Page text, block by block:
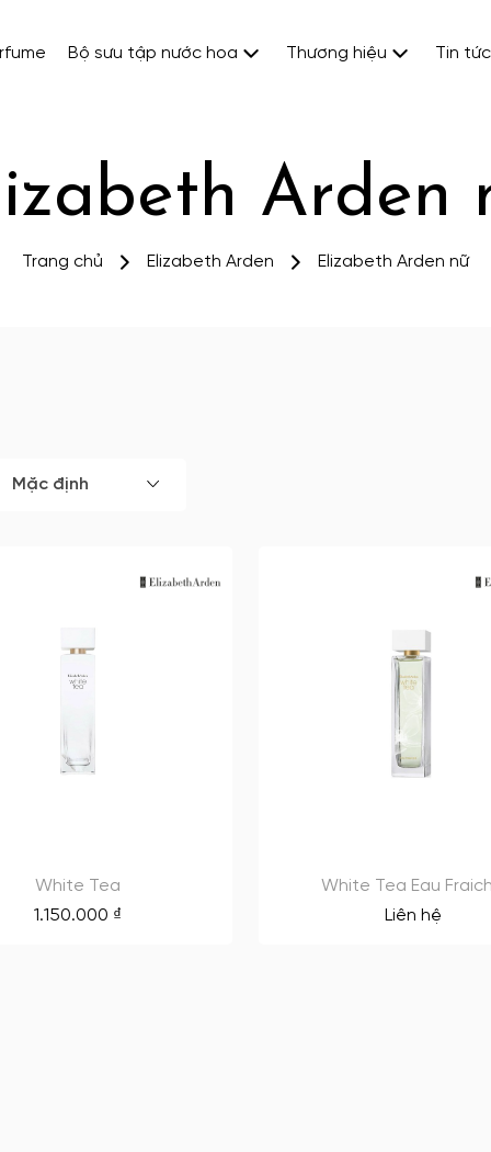
Bộ sưu tập nước hoa Thương hiệu Tin tức
Arden
Trang chủ Elizabeth Arden Elizabeth Arden nữ
Mặc định
White Tea
1.150.000 ₫
White Tea Eau
Liên hệ